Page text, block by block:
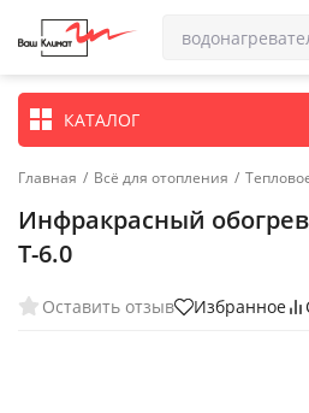
КАТАЛОГ
Главная / Всё для отопления /
Инфракрасный
T-6.0
Оставить отзыв Избранное